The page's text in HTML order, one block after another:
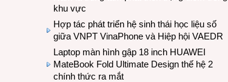
khu vực
Hợp tác phát triển hệ sinh thái học liệu số
giữa VNPT VinaPhone và Hiệp hội VAEDR
Laptop màn hình gập 18 inch HUAWEI
MateBook Fold Ultimate Design thế hệ 2
chính thức ra mắt